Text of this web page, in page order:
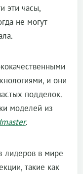
эти часы,
не могут
и они
подделок.
моделей из
.
лидеров в мире
такие как